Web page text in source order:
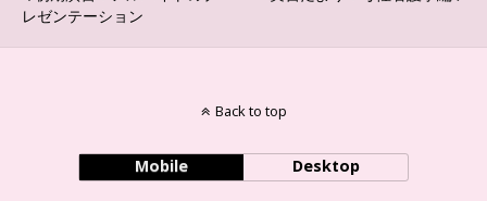
レゼンテーション
Back to top
Mobile Desktop